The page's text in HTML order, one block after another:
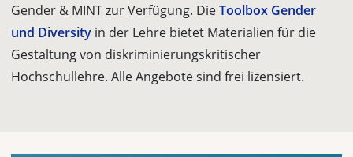
Gender & MINT zur Verfügung. DieToolbox Gender
und Diversity in der Lehre bietet Materialien für die
Gestaltung von diskriminierungskritischer
Hochschullehre. Alle Angebote sind frei lizensiert.